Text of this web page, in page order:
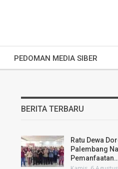
PEDOMAN MEDIA SIBER
BERITA TERBARU
Ratu Dewa
Palembang
Pemanfaatan…